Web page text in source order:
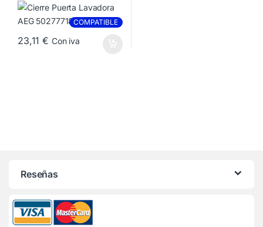
COMPATIBLE
23,11€ Con iva
Reseñas